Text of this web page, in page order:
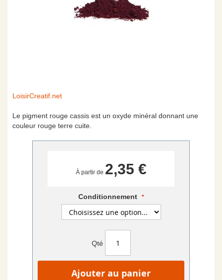
LoisirCreatif.net
Le pigment rouge cassis est un oxyde minéral donnant une
couleur rouge terre cuite.
À partir de 2,35 €
Conditionnement
Qté
Ajouter au panier
Skip
the
beginning